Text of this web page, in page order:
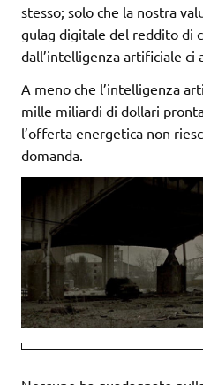
stesso; solo che la nostra
gulag digitale del reddito di
dall’intelligenza artificiale ci
A meno che l’intelligenza
mille miliardi di dollari
l’offerta energetica non
domanda.